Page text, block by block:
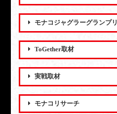
モナコジャグラーグランプリ
ToGether取材
実戦取材
モナコリサーチ